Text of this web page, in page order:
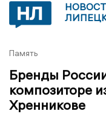
Память
Бренды
композиторе
Хренникове